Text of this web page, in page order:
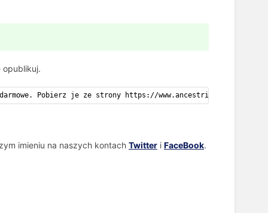
opublikuj.
Pobierz je ze strony https://www.ancestris.org!
imieniu na naszych kontach Twitter i FaceBook.